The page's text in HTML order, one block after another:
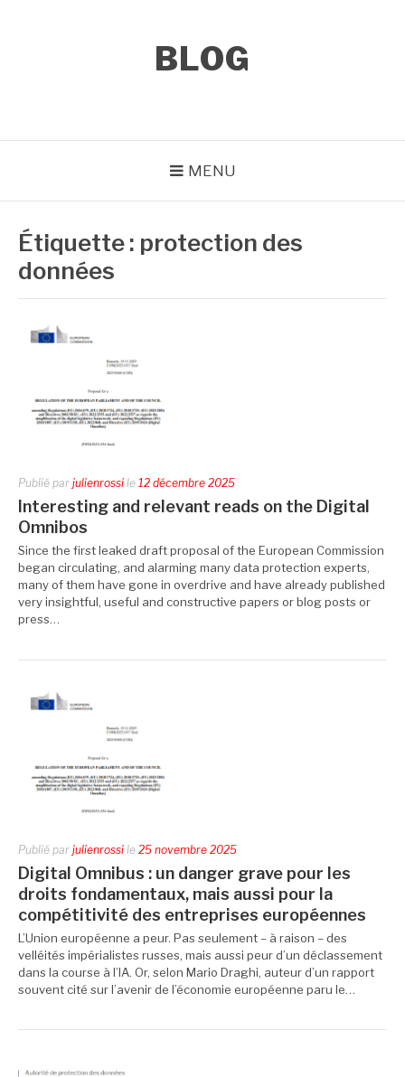
BLOG
MENU
Étiquette : protection des
données
Publié par julienrossi le 12 décembre 2025
Interesting and relevant reads on the Digital
Omnibos
Since the first leaked draft proposal of the European Commission
began circulating, and alarming many data protection experts,
many of them have gone in overdrive and have already published
very insightful, useful and constructive papers or blog posts or
press…
Publié par julienrossi le 25 novembre 2025
Digital Omnibus : un danger grave pour les
droits fondamentaux, mais aussi pour la
compétitivité des entreprises européennes
L’Union européenne a peur. Pas seulement – à raison – des
velléités impérialistes russes, mais aussi peur d’un déclassement
dans la course à l’IA. Or, selon Mario Draghi, auteur d’un rapport
souvent cité sur l’avenir de l’économie européenne paru le…